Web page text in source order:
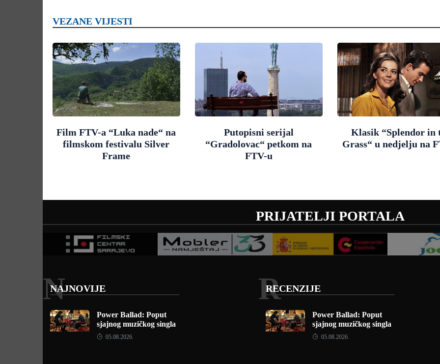
VEZANE VIJESTI
Film FTV-a “Luka nade“ na
filmskom festivalu Silver
Frame
Putopisni serijal
“Gradolovac“ petkom na
FTV-u
Klasik “Splendor in
Grass“ u nedjelju na
PRIJATELJI PORTALA
NAJNOVIJE
N
Power Ballad: Poput
sjajnog muzičkog singla
05.08.2026.
RECENZIJE
R
Power Ballad: Poput
sjajnog muzičkog singla
05.08.2026.